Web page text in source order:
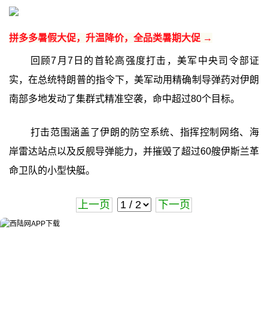
拼多多暑假大促，升温降价，全品类暑期大促 →
回顾7月7日的首轮高强度打击，美军中央司令部证
实，在总统特朗普的指令下，美军动用精确制导弹药对伊朗
南部多地发动了集群式精准空袭，命中超过80个目标。
打击范围涵盖了伊朗的防空系统、指挥控制网络、海
岸雷达站点以及反舰导弹能力，并摧毁了超过60艘伊斯兰革
命卫队的小型快艇。
上一页 下一页